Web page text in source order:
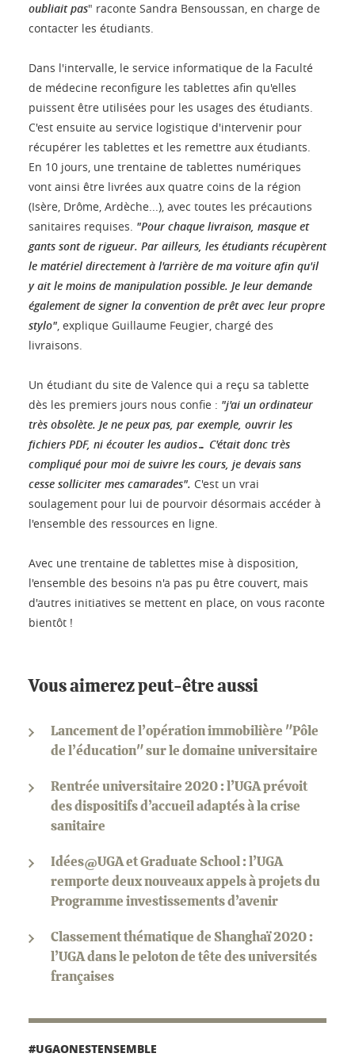
oubliait pas" raconte Sandra Bensoussan, en charge de
contacter les étudiants.
Dans l'intervalle, le service informatique de la Faculté
de médecine reconfigure les tablettes afin qu'elles
puissent être utilisées pour les usages des étudiants.
C'est ensuite au service logistique d'intervenir pour
récupérer les tablettes et les remettre aux étudiants.
En 10 jours, une trentaine de tablettes numériques
vont ainsi être livrées aux quatre coins de la région
(Isère, Drôme, Ardèche...), avec toutes les précautions
sanitaires requises. "Pour chaque livraison, masque et
gants sont de rigueur. Par ailleurs, les étudiants récupèrent
le matériel directement à l'arrière de ma voiture afin qu'il
y ait le moins de manipulation possible. Je leur demande
également de signer la convention de prêt avec leur propre
stylo" , explique Guillaume Feugier, chargé des
livraisons.
Un étudiant du site de Valence qui a reçu sa tablette
dès les premiers jours nous confie : "j'ai un ordinateur
très obsolète. Je ne peux pas, par exemple, ouvrir les
fichiers PDF, ni écouter les audios… C'était donc très
compliqué pour moi de suivre les cours, je devais sans
cesse solliciter mes camarades". C'est un vrai
soulagement pour lui de pourvoir désormais accéder à
l'ensemble des ressources en ligne.
Avec une trentaine de tablettes mise à disposition,
l'ensemble des besoins n'a pas pu être couvert, mais
d'autres initiatives se mettent en place, on vous raconte
bientôt !
Vous aimerez peut-être aussi
Lancement de l’opération immobilière "Pôle
de l’éducation" sur le domaine universitaire
Rentrée universitaire 2020 : l’UGA prévoit
des dispositifs d’accueil adaptés à la crise
sanitaire
Idées@UGA et Graduate School : l’UGA
remporte deux nouveaux appels à projets du
Programme investissements d’avenir
Classement thématique de Shanghaï 2020 :
l’UGA dans le peloton de tête des universités
françaises
#UGAONESTENSEMBLE